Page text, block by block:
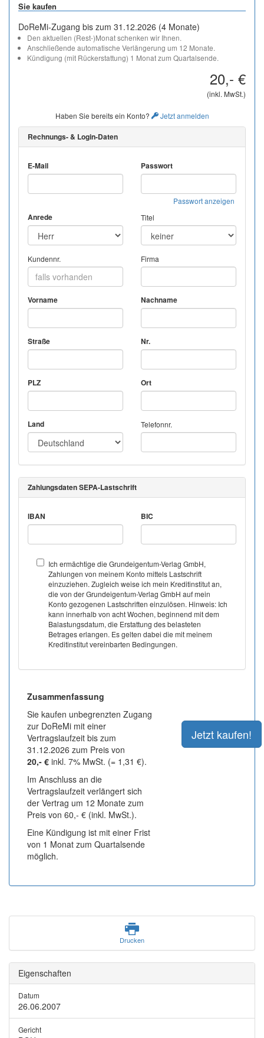
Sie kaufen
DoReMi-Zugang bis zum 31.12.2026 (4 Monate)
Den aktuellen (Rest-)Monat schenken wir Ihnen.
Anschließende automatische Verlängerung um 12 Monate.
Kündigung (mit Rückerstattung) 1 Monat zum Quartalsende.
20,- €
(inkl. MwSt.)
Haben Sie bereits ein Konto? Jetzt anmelden
Rechnungs- & Login-Daten
E-Mail Passwort
Passwort anzeigen
Anrede Titel
Kundennr. Firma
Vorname Nachname
Straße Nr.
PLZ Ort
Land Telefonnr.
Zahlungsdaten SEPA-Lastschrift
IBAN BIC
Ich ermächtige die Grundeigentum-Verlag GmbH,
Zahlungen von meinem Konto mittels Lastschrift
einzuziehen. Zugleich weise ich mein Kreditinstitut an,
die von der Grundeigentum-Verlag GmbH auf mein
Konto gezogenen Lastschriften einzulösen. Hinweis: Ich
kann innerhalb von acht Wochen, beginnend mit dem
Balastungsdatum, die Erstattung des belasteten
Betrages erlangen. Es gelten dabei die mit meinem
Kreditinstitut vereinbarten Bedingungen.
Zusammenfassung
Sie kaufen unbegrenzten Zugang
zur DoReMi mit einer
Vertragslaufzeit bis zum
31.12.2026 zum Preis von
20,- € inkl. 7% MwSt. (= 1,31 €).
Im Anschluss an die
Vertragslaufzeit verlängert sich
der Vertrag um 12 Monate zum
Preis von 60,- € (inkl. MwSt.).
Eine Kündigung ist mit einer Frist
von 1 Monat zum Quartalsende
möglich.
Drucken
Eigenschaften
Datum
26.06.2007
Gericht